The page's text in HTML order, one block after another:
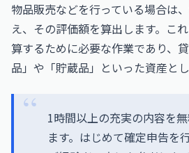
物品販売などを行っている場合は
え、その評価額を算出します。こ
算するために必要な作業であり、
品」や「貯蔵品」といった資産と
1時間以上の充実の内容を
ます。はじめて確定申告を